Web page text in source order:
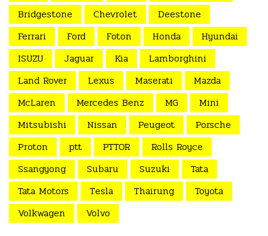
Bridgestone
Chevrolet
Deestone
Ferrari
Ford Foton Honda
Hyundai
ISUZU
Jaguar Kia
Lamborghini
Land Rover
Lexus Maserati
Mazda
McLaren
Mercedes Benz MG
Mini
Mitsubishi
Nissan Peugeot
Porsche
Proton
ptt PTTOR
Rolls Royce
Ssangyong
Subaru Suzuki
Tata
Tata Motors
Tesla Thairung
Toyota
Volkwagen
Volvo